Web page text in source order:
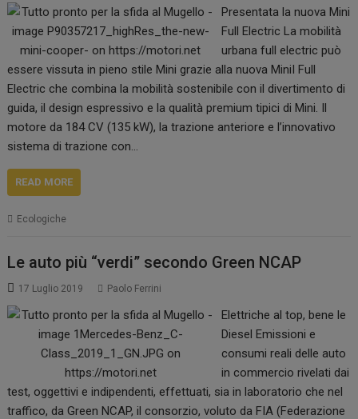
Presentata la nuova Mini
Full Electric La mobilità
urbana full electric può
essere vissuta in pieno stile Mini grazie alla nuova MiniI Full
Electric che combina la mobilità sostenibile con il divertimento di
guida, il design espressivo e la qualità premium tipici di Mini. Il
motore da 184 CV (135 kW), la trazione anteriore e l’innovativo
sistema di trazione con…
READ MORE
Ecologiche
Le auto più “verdi” secondo Green NCAP
17 Luglio 2019 Paolo Ferrini
Elettriche al top, bene le
Diesel Emissioni e
consumi reali delle auto
in commercio rivelati dai
test, oggettivi e indipendenti, effettuati, sia in laboratorio che nel
traffico, da Green NCAP, il consorzio, voluto da FIA (Federazione